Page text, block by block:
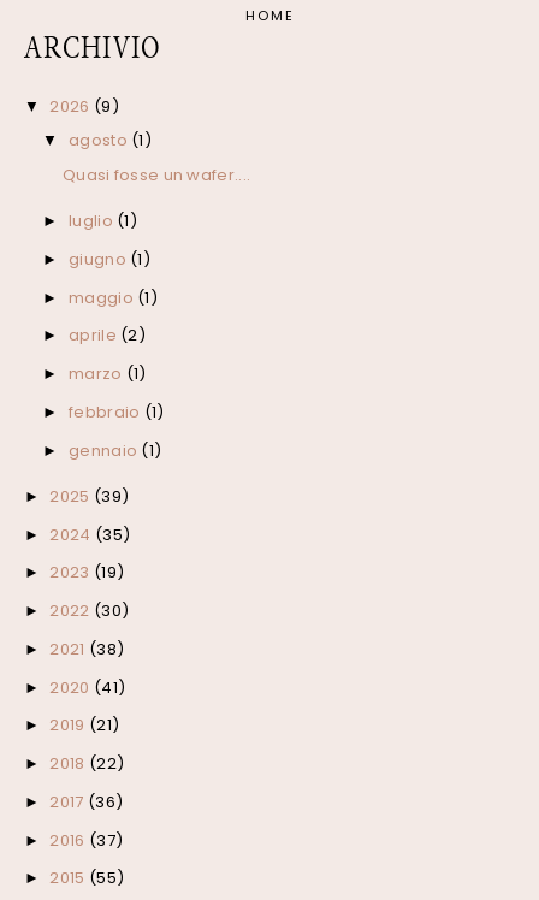
HOME
ARCHIVIO
▼ 2026 (9)
▼ agosto (1)
Quasi fosse un wafer....
► luglio (1)
► giugno (1)
► maggio (1)
► aprile (2)
► marzo (1)
► febbraio (1)
► gennaio (1)
► 2025 (39)
► 2024 (35)
► 2023 (19)
► 2022 (30)
► 2021 (38)
► 2020 (41)
► 2019 (21)
► 2018 (22)
► 2017 (36)
► 2016 (37)
► 2015 (55)